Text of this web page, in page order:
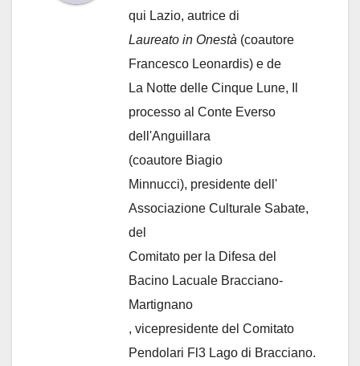
qui Lazio, autrice di
Laureato in Onestà (coautore
Francesco Leonardis) e de
La Notte delle Cinque Lune, Il
processo al Conte Everso
dell'Anguillara
(coautore Biagio
Minnucci), presidente dell'
Associazione Culturale Sabate,
del
Comitato per la Difesa del
Bacino Lacuale Bracciano-
Martignano
, vicepresidente del Comitato
Pendolari Fl3 Lago di Bracciano.